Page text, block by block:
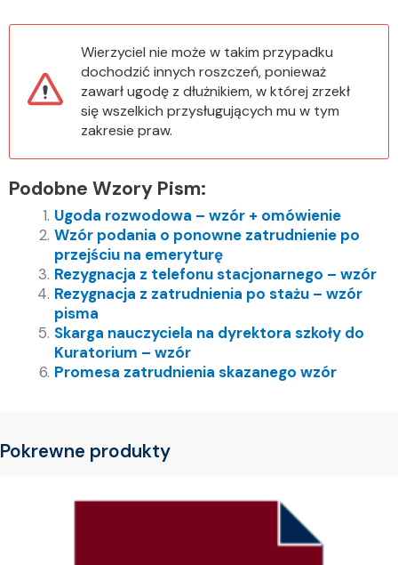
Wierzyciel nie może w takim przypadku
dochodzić innych roszczeń, ponieważ
zawarł ugodę z dłużnikiem, w której zrzekł
się wszelkich przysługujących mu w tym
zakresie praw.
Podobne Wzory Pism:
Ugoda rozwodowa – wzór + omówienie
Wzór podania o ponowne zatrudnienie po
przejściu na emeryturę
Rezygnacja z telefonu stacjonarnego – wzór
Rezygnacja z zatrudnienia po stażu – wzór
pisma
Skarga nauczyciela na dyrektora szkoły do
Kuratorium – wzór
Promesa zatrudnienia skazanego wzór
Pokrewne produkty